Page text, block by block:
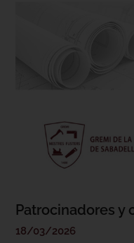
Patrocinadores y
18/03/2026